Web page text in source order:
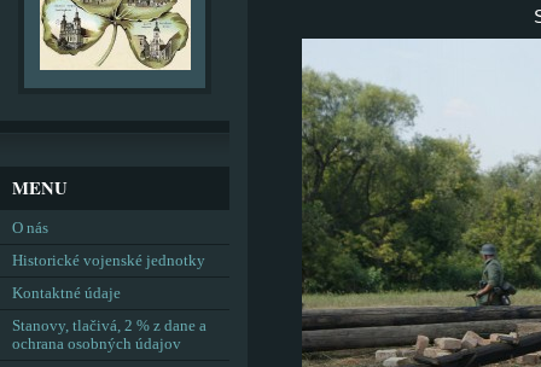
MENU
O nás
Historické vojenské jednotky
Kontaktné údaje
Stanovy, tlačivá, 2 % z dane a
ochrana osobných údajov